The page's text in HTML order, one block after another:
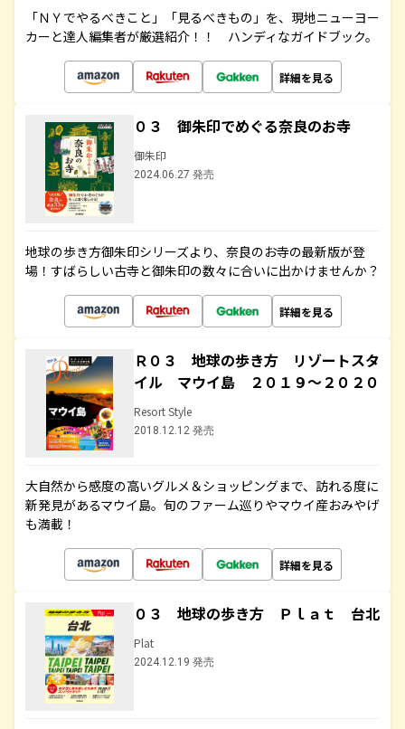
「ＮＹでやるべきこと」「見るべきもの」を、現地ニューヨー
カーと達人編集者が厳選紹介！！ ハンディなガイドブック。
詳細を見る
０３ 御朱印でめぐる奈良のお寺
御朱印
2024.06.27 発売
地球の歩き方御朱印シリーズより、奈良のお寺の最新版が登
場！すばらしい古寺と御朱印の数々に合いに出かけませんか？
詳細を見る
Ｒ０３ 地球の歩き方 リゾートスタ
イル マウイ島 ２０１９～２０２０
Resort Style
2018.12.12 発売
大自然から感度の高いグルメ＆ショッピングまで、訪れる度に
新発見があるマウイ島。旬のファーム巡りやマウイ産おみやげ
も満載！
詳細を見る
０３ 地球の歩き方 Ｐｌａｔ 台北
Plat
2024.12.19 発売